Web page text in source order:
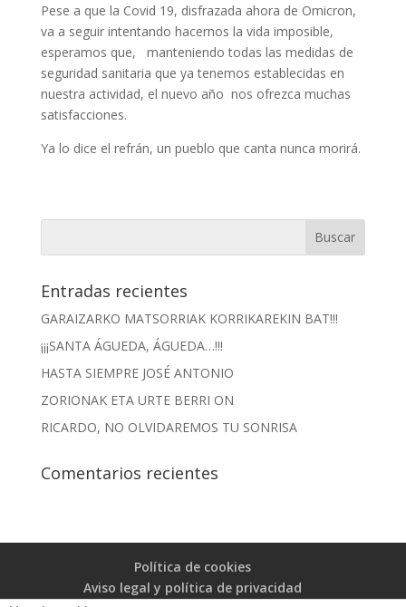
Pese a que la Covid 19, disfrazada ahora de Omicron,
va a seguir intentando hacernos la vida imposible,
esperamos que, manteniendo todas las medidas de
seguridad sanitaria que ya tenemos establecidas en
nuestra actividad, el nuevo año nos ofrezca muchas
satisfacciones.
Ya lo dice el refrán, un pueblo que canta nunca morirá.
Entradas recientes
GARAIZARKO MATSORRIAK KORRIKAREKIN BAT!!!
¡¡¡SANTA ÁGUEDA, ÁGUEDA…!!!
HASTA SIEMPRE JOSÉ ANTONIO
ZORIONAK ETA URTE BERRI ON
RICARDO, NO OLVIDAREMOS TU SONRISA
Comentarios recientes
Política de cookies
Aviso legal y política de privacidad